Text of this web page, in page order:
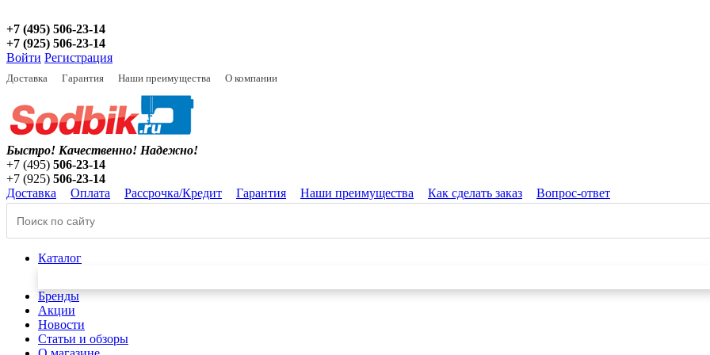
+7 (495) 506-23-14
+7 (925) 506-23-14
Войти Регистрация
Доставка Гарантия Наши преимущества О компании
Быстро! Качественно! Надежно!
+7 (495) 506-23-14
+7 (925) 506-23-14
Доставка
Оплата Рассрочка/Кредит Гарантия Наши преимущества Как сделать заказ Вопрос-ответ
Каталог
Бренды
Акции
Новости
Статьи и обзоры